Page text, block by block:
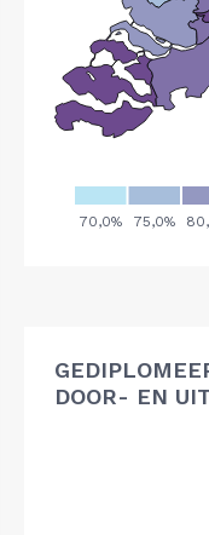
DOOR- EN